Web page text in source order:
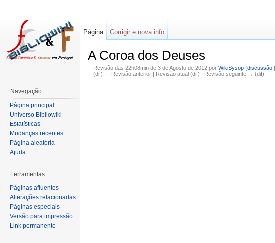
A Coroa dos Deuses
Revisão das 22h08min de 3 de Agosto de 2012 por WikiSysop (discussão|
(dif) ← Revisão anterior | Revisão atual (dif) | Revisão seguinte → (dif)
Página Corrigir e nova info
Navegação
Página principal
Universo Bibliowiki
Estatísticas
Mudanças recentes
Página aleatória
Ajuda
Ferramentas
Páginas afluentes
Alterações relacionadas
Páginas especiais
Versão para impressão
Link permanente